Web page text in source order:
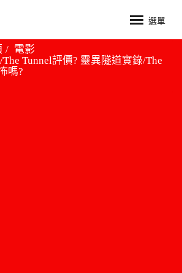
選單
電影
Tunnel評價? 靈異隧道實錄/The
嗎?